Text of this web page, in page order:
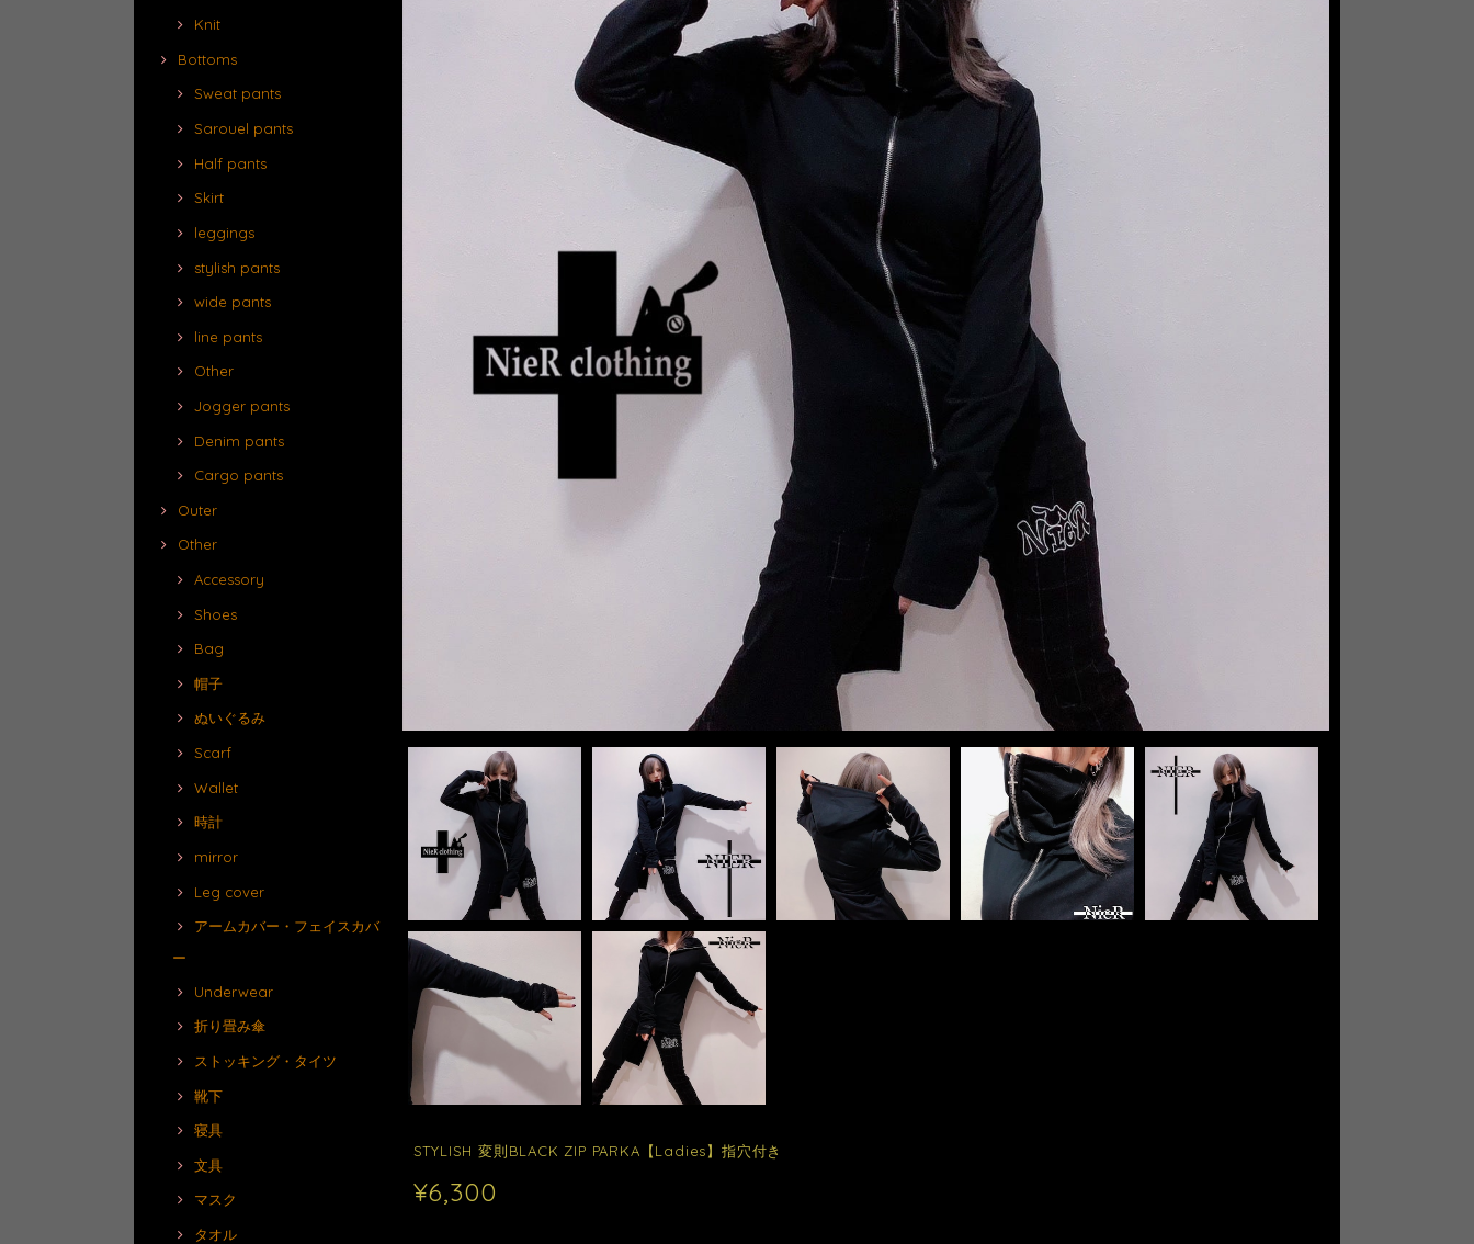
Knit
Bottoms
Sweat pants
Sarouel pants
Half pants
Skirt
leggings
stylish pants
wide pants
line pants
Other
Jogger pants
Denim pants
Cargo pants
Outer
Other
Accessory
Shoes
Bag
帽子
ぬいぐるみ
Scarf
Wallet
時計
mirror
Leg cover
アームカバー・フェイスカバ
ー
Underwear
折り畳み傘
ストッキング・タイツ
靴下
寝具
文具
マスク
タオル
STYLISH 変則BLACK ZIP PARKA【Ladies】指穴付き
¥6,300